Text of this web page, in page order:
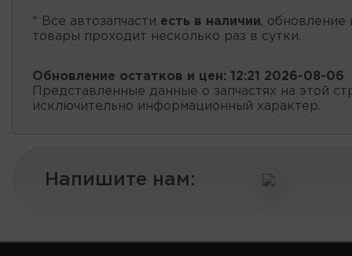
* Все автозапчасти есть в наличии, обновление
товары проходит несколько раз в сутки.
Обновление остатков и цен: 12:21 2026-08-06
Представленные данные о запчастях на этой
исключительно информационный характер.
Напишите нам: